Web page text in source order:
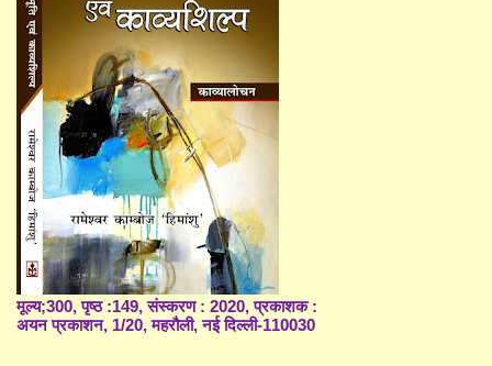
मूल्य;300, पृष्ठ :149, संस्करण : 2020, प्रकाशक :
अयन प्रकाशन, 1/20, महरौली, नई दिल्ली-110030